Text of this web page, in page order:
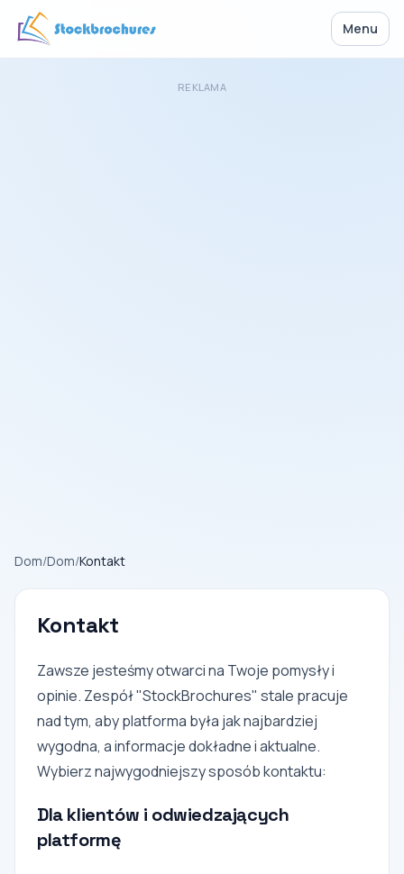
Menu
REKLAMA
Dom/Dom/Kontakt
Kontakt
Zawsze jesteśmy otwarci na Twoje pomysły i
opinie. Zespół "StockBrochures" stale pracuje
nad tym, aby platforma była jak najbardziej
wygodna, a informacje dokładne i aktualne.
Wybierz najwygodniejszy sposób kontaktu:
Dla klientów i odwiedzających
platformę